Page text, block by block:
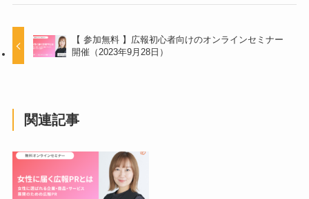
【 参加無料 】広報初心者向けのオンラインセミナー
開催（2023年9月28日）
関連記事